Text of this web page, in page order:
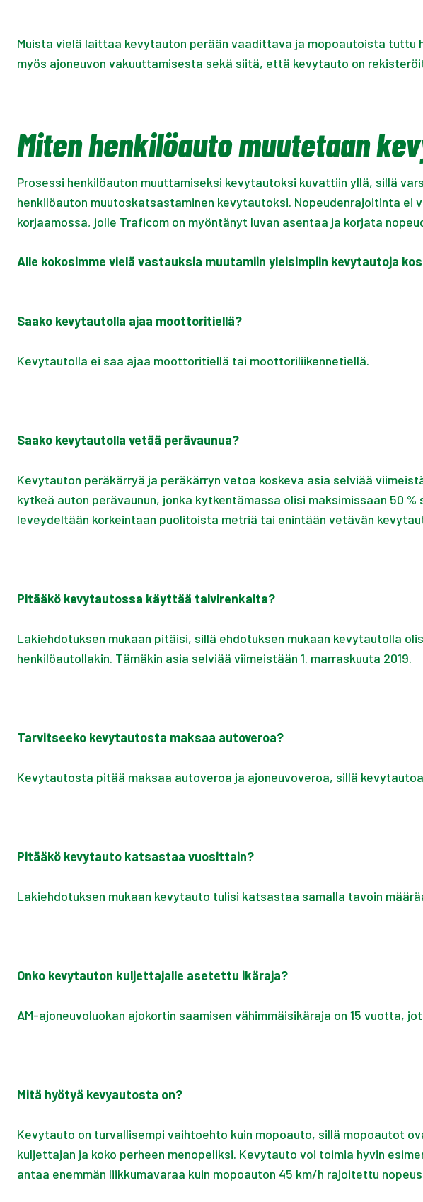
Muista vielä laittaa kevytauton perään vaadittava ja mopoautoista tuttu
myös ajoneuvon vakuuttamisesta sekä siitä, että kevytauto on
Miten henkilöauto muutetaan
Prosessi henkilöauton muuttamiseksi kevytautoksi kuvattiin yllä, sillä
henkilöauton muutoskatsastaminen kevytautoksi. Nopeudenrajoitinta
korjaamossa, jolle Traficom on myöntänyt luvan asentaa ja korjata
Alle kokosimme vielä vastauksia muutamiin yleisimpiin kevytautoja
Saako kevytautolla ajaa moottoritiellä?
Kevytautolla ei saa ajaa moottoritiellä tai moottoriliikennetiellä.
Saako kevytautolla vetää perävaunua?
Kevytauton peräkärryä ja peräkärryn vetoa koskeva asia selviää
kytkeä auton perävaunun, jonka kytkentämassa olisi maksimissaan 50
leveydeltään korkeintaan puolitoista metriä tai enintään vetävän
Pitääkö kevytautossa käyttää talvirenkaita?
Lakiehdotuksen mukaan pitäisi, sillä ehdotuksen mukaan kevytautolla
henkilöautollakin. Tämäkin asia selviää viimeistään 1. marraskuuta 2019.
Tarvitseeko kevytautosta maksaa autoveroa?
Kevytautosta pitää maksaa autoveroa ja ajoneuvoveroa, sillä
Pitääkö kevytauto katsastaa vuosittain?
Lakiehdotuksen mukaan kevytauto tulisi katsastaa samalla tavoin
Onko kevytauton kuljettajalle asetettu ikäraja?
AM-ajoneuvoluokan ajokortin saamisen vähimmäisikäraja on 15 vuotta,
Mitä hyötyä kevyautosta on?
Kevytauto on turvallisempi vaihtoehto kuin mopoauto, sillä mopoautot
kuljettajan ja koko perheen menopeliksi. Kevytauto voi toimia hyvin
antaa enemmän liikkumavaraa kuin mopoauton 45 km/h rajoitettu